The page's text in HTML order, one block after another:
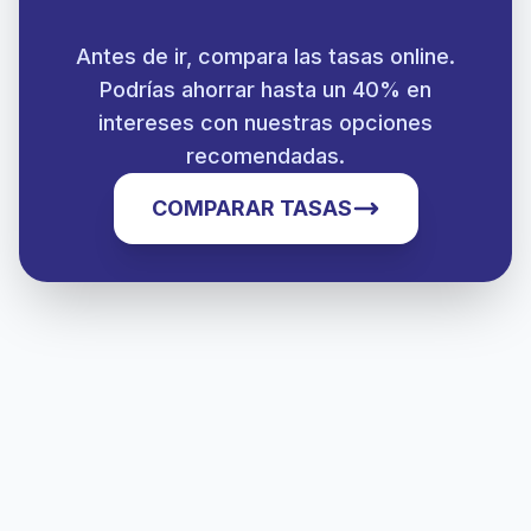
Antes de ir, compara las tasas online.
Podrías ahorrar hasta un 40% en
intereses con nuestras opciones
recomendadas.
COMPARAR TASAS